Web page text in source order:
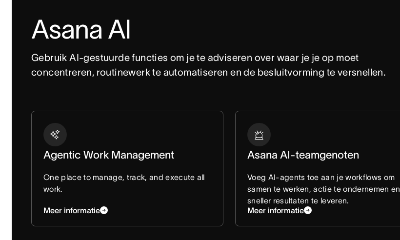
Asana AI
Gebruik AI-gestuurde functies om je te adviseren over waar je je op moet
concentreren, routinewerk te automatiseren en de besluitvorming te versnellen.
Agentic Work Management
One place to manage, track, and execute all
work.
Meer informatie
Asana AI-teamgenoten
Voeg AI-agents toe aan je workflows om
samen te werken, actie te ondernemen en
sneller resultaten te leveren.
Meer informatie